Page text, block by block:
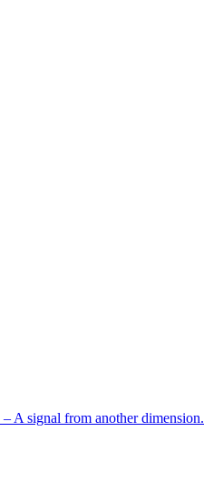
A signal from another dimension.